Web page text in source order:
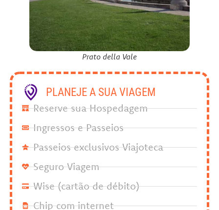
Prato della Vale
PLANEJE A SUA VIAGEM
Reserve sua Hospedagem
Ingressos e Passeios
Passeios exclusivos Viajoteca
Seguro Viagem
Wise (cartão de débito)
Chip com internet